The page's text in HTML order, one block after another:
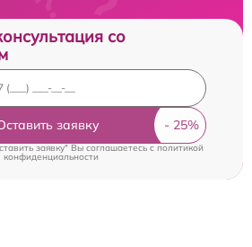
со
заявку
заявку" Вы соглашаетесь cполитикой
конфиденциальности